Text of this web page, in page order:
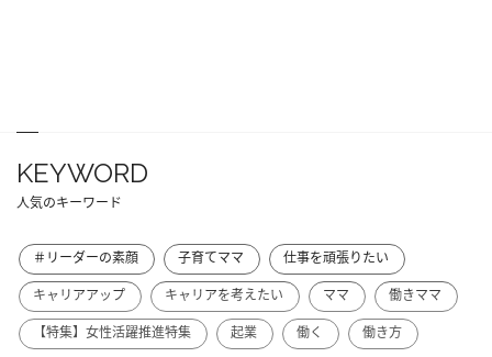
KEYWORD
人気のキーワード
＃リーダーの素顔 子育てママ
仕事を頑張りたい
キャリアアップ
キャリアを考えたい ママ
働きママ
【特集】女性活躍推進特集
起業 働く 働き方